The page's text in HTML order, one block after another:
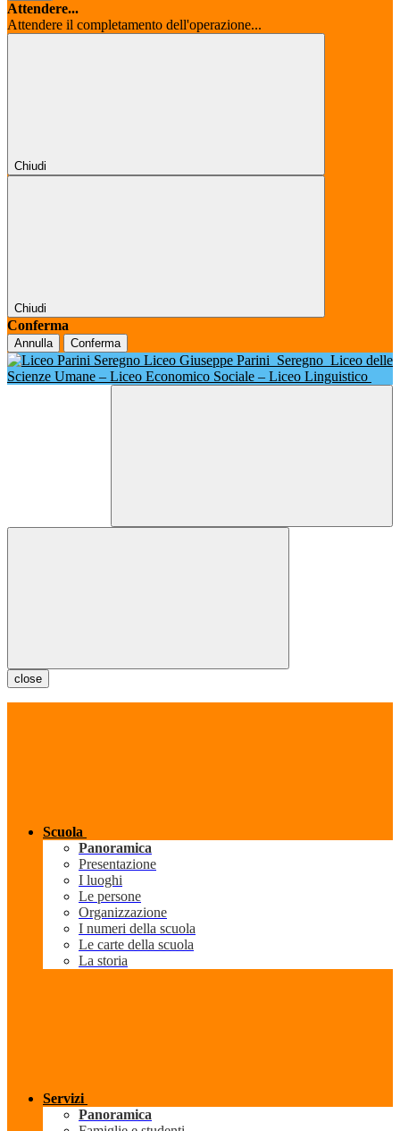
Attendere...
Attendere il completamento dell'operazione...
Chiudi
Chiudi
Conferma
Annulla Conferma
Liceo Giuseppe Parini Seregno Liceo delle
Scienze Umane – Liceo Economico Sociale – Liceo Linguistico
close
Scuola
Panoramica
Presentazione
I luoghi
Le persone
Organizzazione
I numeri della scuola
Le carte della scuola
La storia
Servizi
Panoramica